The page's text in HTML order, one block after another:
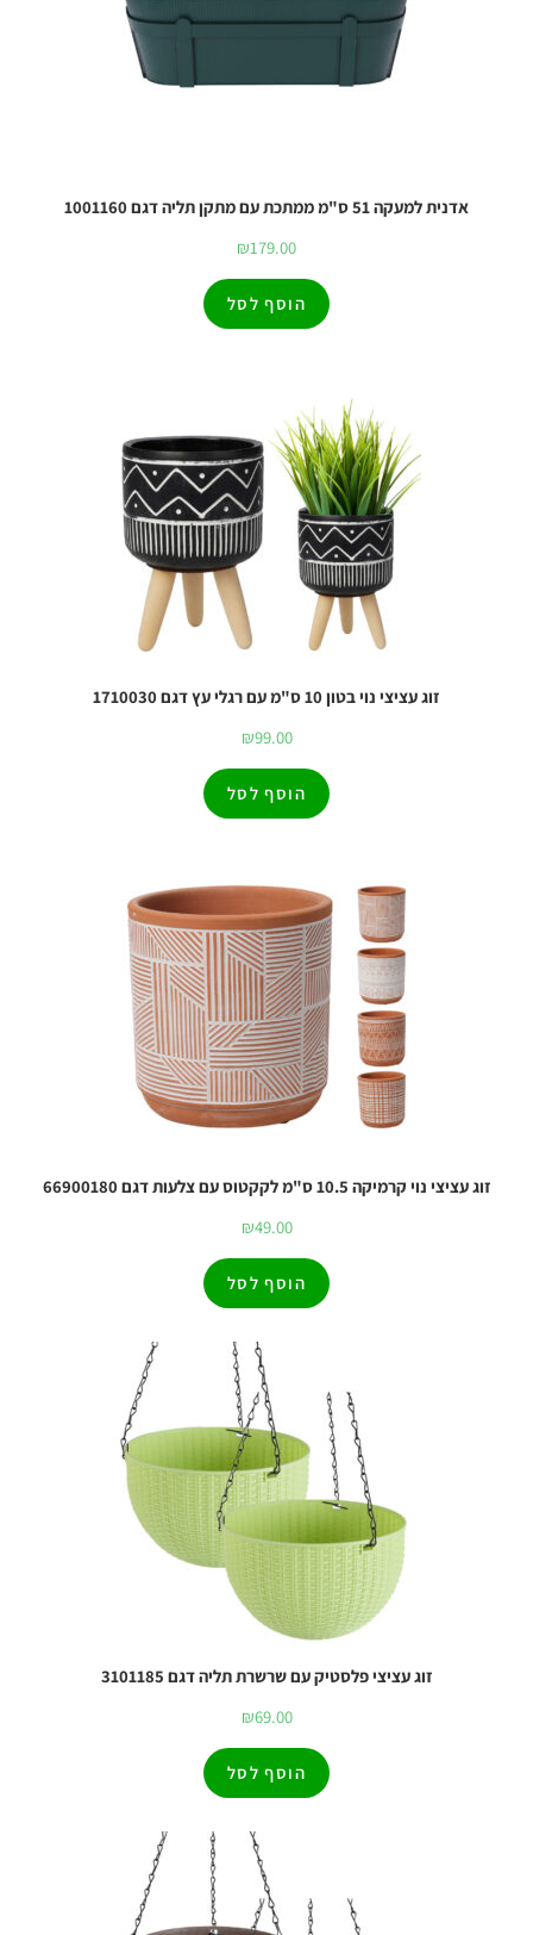
אדנית למעקה 51 ס"מ ממתכת עם מתקן תליה דגם 1001160
₪179.00
הוסף לסל
זוג עציצי נוי בטון 10 ס"מ עם רגלי עץ דגם 1710030
₪99.00
הוסף לסל
זוג עציצי נוי קרמיקה 10.5 ס"מ לקקטוס עם צלעות דגם 66900180
₪49.00
הוסף לסל
זוג עציצי פלסטיק עם שרשרת תליה דגם 3101185
₪69.00
הוסף לסל